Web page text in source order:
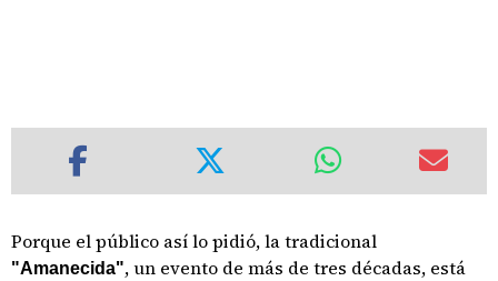
Porque el público así lo pidió, la tradicional
"Amanecida", un evento de más de tres décadas, está